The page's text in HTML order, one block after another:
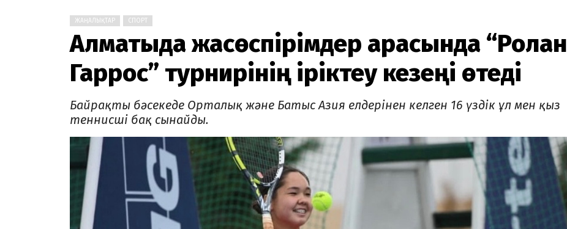
ЖАҢАЛЫҚТАР СПОРТ
Алматыда жасөспірімдер арасында “Ролан
Гаррос” турнирінің іріктеу кезеңі өтеді
Байрақты бәсекеде Орталық және Батыс Азия елдерінен келген 16 үздік ұл мен қыз
теннисші бақ сынайды.